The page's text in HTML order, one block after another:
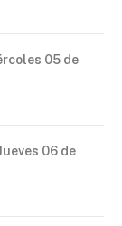
05 de
06 de